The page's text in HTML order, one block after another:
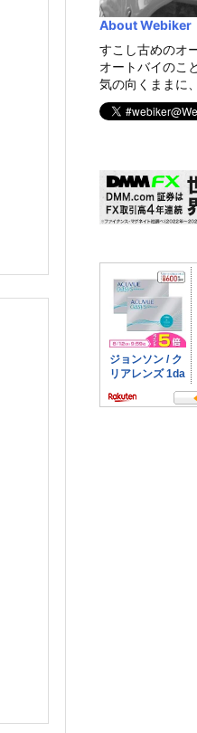
About Webiker
すこし古めのオ
オートバイのこ
気の向くままに